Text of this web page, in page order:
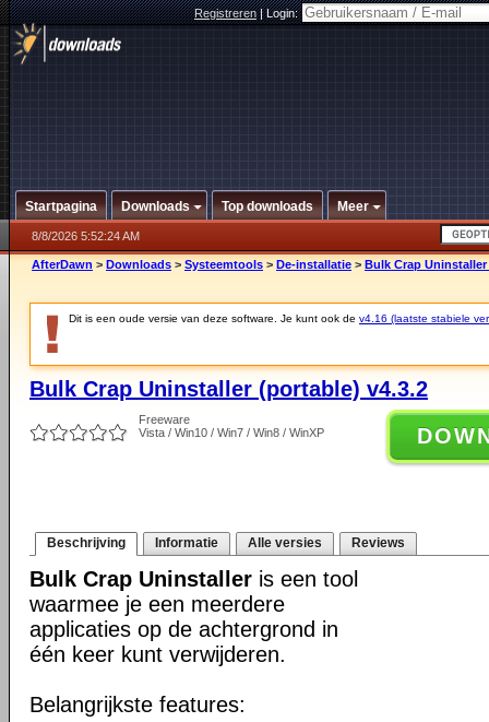
Registreren|Login:
Startpagina Downloads Top downloads Meer
8/8/2026 5:52:24 AM
AfterDawn > Downloads > Systeemtools > De-installatie > Bulk Crap
Dit is een oude versie van deze software. Je kunt ook de v4.16 (laatste stabiele
Bulk Crap Uninstaller (portable) v4.3.2
Freeware
Vista / Win10 / Win7 / Win8 / WinXP
Beschrijving Informatie Alle versies Reviews
Bulk Crap Uninstaller is een tool
waarmee je een meerdere
applicaties op de achtergrond in
één keer kunt verwijderen.
Belangrijkste features: